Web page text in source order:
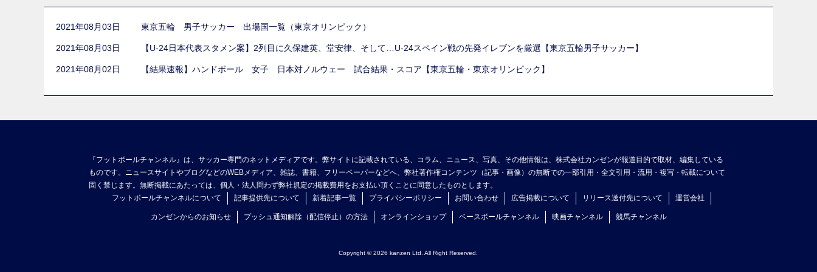
2021年08月03日 東京五輪 男子サッカー 出場国一覧（東京オリンピック）
2021年08月03日 【U-24日本代表スタメン案】2列目に久保建英、堂安律、そして…U-24スペイン戦の先発イレブンを厳選【東京五輪男子サッカー】
2021年08月02日 【結果速報】ハンドボール 女子 日本対ノルウェー 試合結果・スコア【東京五輪・東京オリンピック】
『フットボールチャンネル』は、サッカー専門のネットメディアです。弊サイトに記載されている、コラム、ニュース、写真、その他情報は、株式会社カンゼンが報道目的で取材、編集している
ものです。ニュースサイトやブログなどのWEBメディア、雑誌、書籍、フリーペーパーなどへ、弊社著作権コンテンツ（記事・画像）の無断での一部引用・全文引用・流用・複写・転載について
固く禁じます。無断掲載にあたっては、個人・法人問わず弊社規定の掲載費用をお支払い頂くことに同意したものとします。
フットボールチャンネルについて
記事提供先について 新着記事一覧 プライバシーポリシー お問い合わせ 広告掲載について リリース送付先について 運営会社
カンゼンからのお知らせ プッシュ通知解除（配信停止）の方法 オンラインショップ ベースボールチャンネル 映画チャンネル 競馬チャンネル
Copyright © 2026 kanzen Ltd. All Right Reserved.